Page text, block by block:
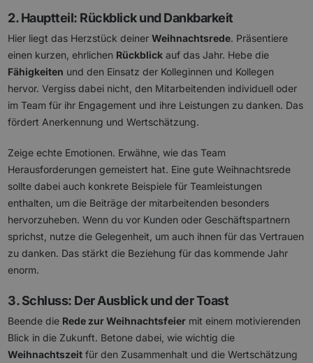
2. Hauptteil: Rückblick und Dankbarkeit
Hier liegt das Herzstück deinerWeihnachtsrede. Präsentiere
einen kurzen, ehrlichen Rückblick auf das Jahr. Hebe die
Fähigkeiten und den Einsatz der Kolleginnen und Kollegen
hervor. Vergiss dabei nicht, den Mitarbeitenden individuell oder
im Team für ihr Engagement und ihre Leistungen zu danken. Das
fördert Anerkennung und Wertschätzung.
Zeige echte Emotionen. Erwähne, wie das Team
Herausforderungen gemeistert hat. Eine gute Weihnachtsrede
sollte dabei auch konkrete Beispiele für Teamleistungen
enthalten, um die Beiträge der mitarbeitenden besonders
hervorzuheben. Wenn du vor Kunden oder Geschäftspartnern
sprichst, nutze die Gelegenheit, um auch ihnen für das Vertrauen
zu danken. Das stärkt die Beziehung für das kommende Jahr
enorm.
3. Schluss: Der Ausblick und der Toast
Beende die Rede zur Weihnachtsfeier mit einem motivierenden
Blick in die Zukunft. Betone dabei, wie wichtig die
Weihnachtszeit für den Zusammenhalt und die Wertschätzung